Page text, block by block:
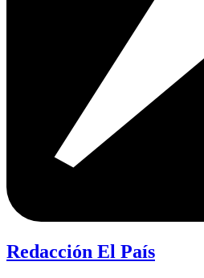
Redacción El País